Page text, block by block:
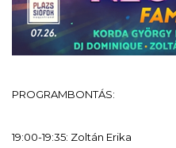
PROGRAMBONTÁS:
19:00-19:35: Zoltán Erika